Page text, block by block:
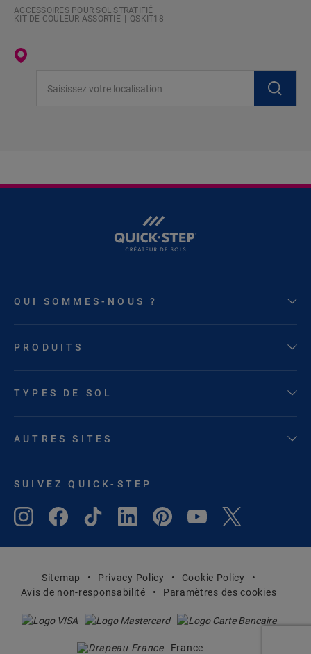
ACCESSOIRES POUR SOL STRATIFIÉ
KIT DE COULEUR ASSORTIE
QSKIT18
QUI SOMMES-NOUS ?
PRODUITS
TYPES DE SOL
AUTRES SITES
SUIVEZ QUICK-STEP
Sitemap Privacy Policy
Cookie Policy
Avis de non-responsabilité
Paramètres des cookies
France